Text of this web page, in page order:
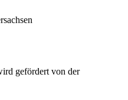
gefördert von der